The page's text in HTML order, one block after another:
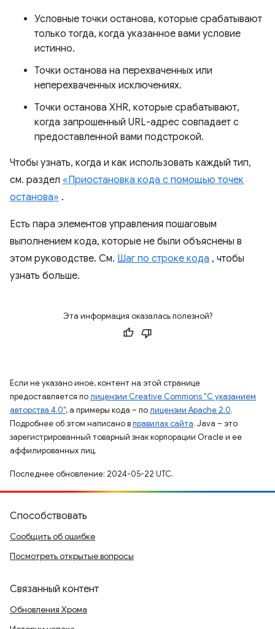
Условные точки останова, которые срабатывают
только тогда, когда указанное вами условие
истинно.
Точки останова на перехваченных или
неперехваченных исключениях.
Точки останова XHR, которые срабатывают,
когда запрошенный URL-адрес совпадает с
предоставленной вами подстрокой.
Чтобы узнать, когда и как использовать каждый тип,
см. раздел «Приостановка кода с помощью точек
останова» .
Есть пара элементов управления пошаговым
выполнением кода, которые не были объяснены в
этом руководстве. См. Шаг по строке кода , чтобы
узнать больше.
Эта информация оказалась полезной?
Если не указано иное, контент на этой странице
предоставляется полицензии Creative Commons "С указанием
авторства 4.0", а примеры кода – полицензии Apache 2.0.
Подробнее об этом написано вправилах сайта. Java – это
зарегистрированный товарный знак корпорации Oracle и ее
аффилированных лиц.
Последнее обновление: 2024-05-22 UTC.
Способствовать
Сообщить об ошибке
Посмотреть открытые вопросы
Связанный контент
Обновления Хрома